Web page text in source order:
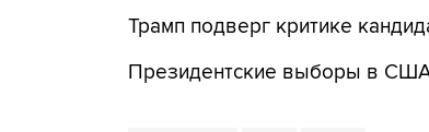
Трамп подверг критике
Президентские выборы в